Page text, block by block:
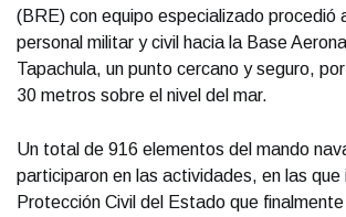
(BRE) con equipo especializado procedió
personal militar y civil hacia la Base
Tapachula, un punto cercano y seguro,
30 metros sobre el nivel del mar.
Un total de 916 elementos del mando
participaron en las actividades, en las que
Protección Civil del Estado que